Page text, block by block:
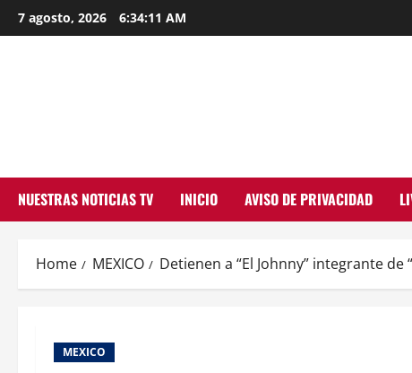
Skip
to
7 agosto, 2026 6:34:12 AM
NUESTRAS NOTICIAS TV INICIO AVISO DE PRIVACIDAD
Home MEXICO Detienen a “El Johnny” integrante de
MEXICO